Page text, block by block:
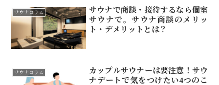
サウナコラム
サウナで商談・接待するなら個室
サウナで。サウナ商談のメリッ
ト・デメリットとは？
サウナコラム
カップルサウナーは要注意！サウ
ナデートで気をつけたい4つのこ